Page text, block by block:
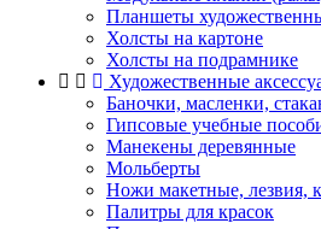
Планшеты
Холсты на картоне
Холсты на подрамнике
Художественные
Баночки, масленки,
Гипсовые учебные
Манекены деревянные
Мольберты
Ножи макетные, лезвия,
Палитры для красок